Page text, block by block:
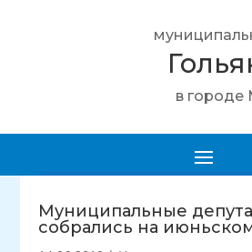
в городе
Муниципальные
собрались на